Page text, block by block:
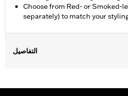
Choose from Red- or Smoked-
separately) to match your
التفاصيل